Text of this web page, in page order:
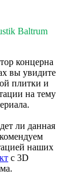
Baltrum
концерна
вы увидите
плитки и
на тему
ли данная
наших
с 3D